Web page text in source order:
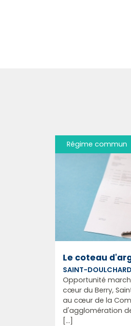
Régime commun
Le coteau
SAINT-
Opportunité
cœur du Berry,
au cœur de la
d'agglomération
[...]